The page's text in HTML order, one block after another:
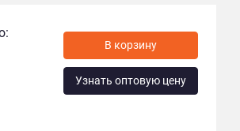
В корзину
Узнать оптовую цену